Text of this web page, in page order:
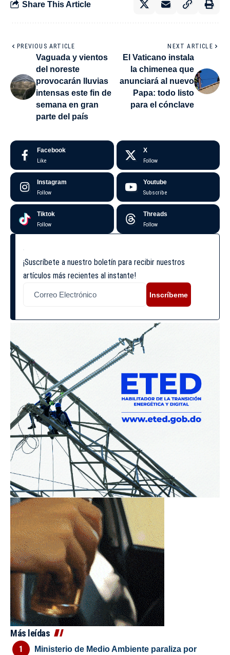
Share This Article
PREVIOUS ARTICLE
Vaguada y vientos
del noreste
provocarán lluvias
intensas este fin de
semana en gran
parte del país
NEXT ARTICLE
El Vaticano instala
la chimenea que
anunciará al nuevo
Papa: todo listo
para el cónclave
Facebook
Like
X
Follow
Instagram
Follow
Youtube
Subscribe
Tiktok
Follow
Threads
Follow
¡Suscríbete a nuestro boletín para recibir nuestros
artículos más recientes al instante!
Inscríbeme
Más leídas
Ministerio de Medio Ambiente paraliza por